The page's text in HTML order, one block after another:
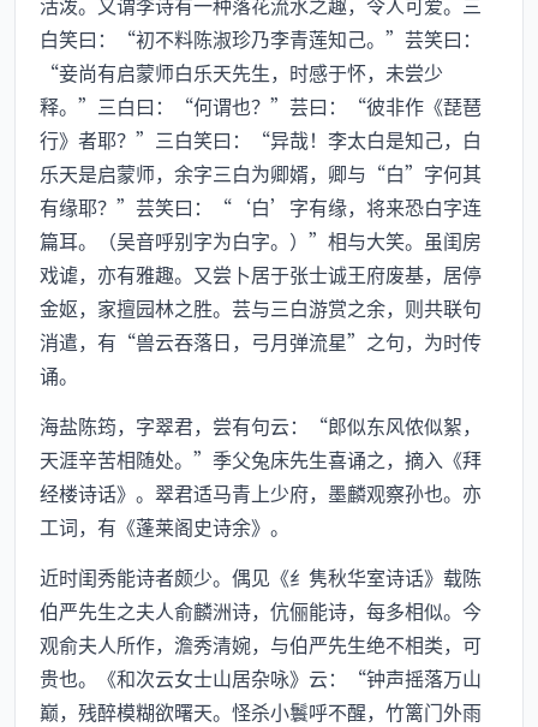
白笑曰：“初不料陈淑珍乃李青莲知己。”芸笑曰：
“妾尚有启蒙师白乐天先生，时感于怀，未尝少
释。”三白曰：“何谓也？”芸曰：“彼非作《琵琶
行》者耶？”三白笑曰：“异哉！李太白是知己，白
乐天是启蒙师，余字三白为卿婿，卿与“白”字何其
有缘耶？”芸笑曰：“‘白’字有缘，将来恐白字连
篇耳。（吴音呼别字为白字。）”相与大笑。虽闺房
戏谑，亦有雅趣。又尝卜居于张士诚王府废基，居停
金妪，家擅园林之胜。芸与三白游赏之余，则共联句
消遣，有“兽云吞落日，弓月弹流星”之句，为时传
诵。
海盐陈筠，字翠君，尝有句云：“郎似东风侬似絮，
天涯辛苦相随处。”季父兔床先生喜诵之，摘入《拜
经楼诗话》。翠君适马青上少府，墨麟观察孙也。亦
工词，有《蓬莱阁史诗余》。
近时闺秀能诗者颇少。偶见《纟隽秋华室诗话》载陈
伯严先生之夫人俞麟洲诗，伉俪能诗，每多相似。今
观俞夫人所作，澹秀清婉，与伯严先生绝不相类，可
贵也。《和次云女士山居杂咏》云：“钟声摇落万山
巅，残醉模糊欲曙天。怪杀小鬟呼不醒，竹篱门外雨